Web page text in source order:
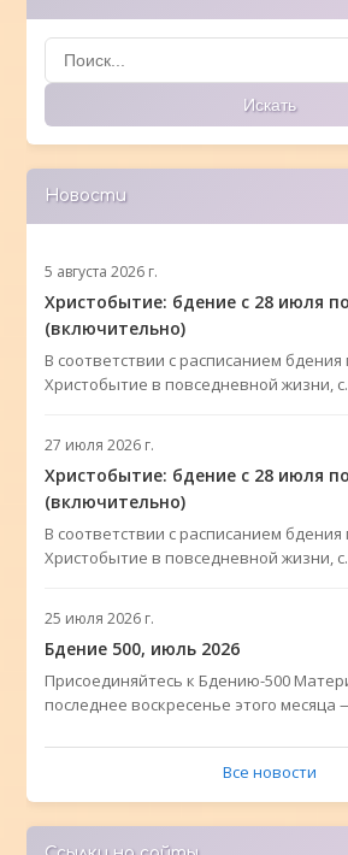
Поиск
Искать
Новости
5 августа 2026 г.
Христобытие: бдение с 28 июля
(включительно)
В соответствии с расписанием бдения
Христобытие в повседневной жизни,
27 июля 2026 г.
Христобытие: бдение с 28 июля
(включительно)
В соответствии с расписанием бдения
Христобытие в повседневной жизни,
25 июля 2026 г.
Бдение 500, июль 2026
Присоединяйтесь к Бдению-500
последнее воскресенье этого месяца
Все новости